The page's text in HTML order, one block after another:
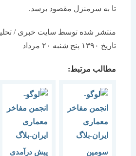
تا به سرمنزل مقصود برسد.
منتشر شده توسط سایت خبری / تحلیلی
مطالب مرتبط:
سومین پیش درآمدی